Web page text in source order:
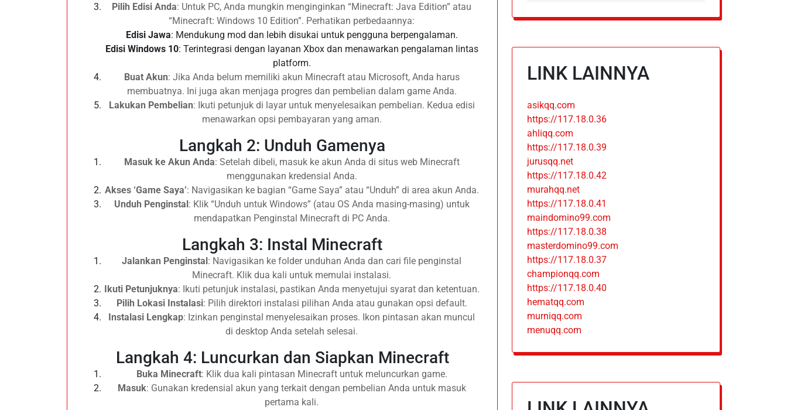
Pilih Edisi Anda: Untuk PC, Anda mungkin menginginkan “Minecraft: Java Edition” atau
“Minecraft: Windows 10 Edition”. Perhatikan perbedaannya:
Edisi Jawa: Mendukung mod dan lebih disukai untuk pengguna berpengalaman.
Edisi Windows 10: Terintegrasi dengan layanan Xbox dan menawarkan pengalaman lintas
platform.
Buat Akun: Jika Anda belum memiliki akun Minecraft atau Microsoft, Anda harus
membuatnya. Ini juga akan menjaga progres dan pembelian dalam game Anda.
Lakukan Pembelian: Ikuti petunjuk di layar untuk menyelesaikan pembelian. Kedua edisi
menawarkan opsi pembayaran yang aman.
Langkah 2: Unduh Gamenya
Masuk ke Akun Anda: Setelah dibeli, masuk ke akun Anda di situs web Minecraft
menggunakan kredensial Anda.
Akses ‘Game Saya’: Navigasikan ke bagian “Game Saya” atau “Unduh” di area akun Anda.
Unduh Penginstal: Klik “Unduh untuk Windows” (atau OS Anda masing-masing) untuk
mendapatkan Penginstal Minecraft di PC Anda.
Langkah 3: Instal Minecraft
Jalankan Penginstal: Navigasikan ke folder unduhan Anda dan cari file penginstal
Minecraft. Klik dua kali untuk memulai instalasi.
Ikuti Petunjuknya: Ikuti petunjuk instalasi, pastikan Anda menyetujui syarat dan ketentuan.
Pilih Lokasi Instalasi: Pilih direktori instalasi pilihan Anda atau gunakan opsi default.
Instalasi Lengkap: Izinkan penginstal menyelesaikan proses. Ikon pintasan akan muncul
di desktop Anda setelah selesai.
Langkah 4: Luncurkan dan Siapkan Minecraft
Buka Minecraft: Klik dua kali pintasan Minecraft untuk meluncurkan game.
Masuk: Gunakan kredensial akun yang terkait dengan pembelian Anda untuk masuk
pertama kali.
LINK LAINNYA
asikqq.com
https://117.18.0.36
ahliqq.com
https://117.18.0.39
jurusqq.net
https://117.18.0.42
murahqq.net
https://117.18.0.41
maindomino99.com
https://117.18.0.38
masterdomino99.com
https://117.18.0.37
championqq.com
https://117.18.0.40
hematqq.com
murniqq.com
menuqq.com